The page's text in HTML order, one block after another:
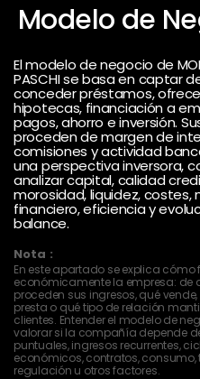
Modelo de
El modelo de negocio de
PASCHI se basa en captar
conceder préstamos,
hipotecas, financiación a
pagos, ahorro e inversión.
proceden de margen de
comisiones y actividad
una perspectiva inversora,
analizar capital, calidad
morosidad, liquidez, costes,
financiero, eficiencia y
balance.
Nota :
En este apartado se explica cómo
económicamente la empresa: de
proceden sus ingresos, qué
presta o qué tipo de relación
clientes. Entender el modelo de
valorar si la compañía depende
puntuales, ingresos recurrentes,
económicos, contratos,
regulación u otros factores.